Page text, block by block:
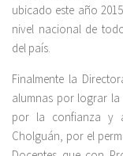
ubicado este año
nivel nacional de
del país.
Finalmente la
alumnas por lograr la
por la confianza y
Cholguán, por el